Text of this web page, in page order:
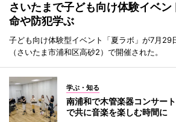
さいたまで子ども向け体験イベ
命や防犯学ぶ
子ども向け体験型イベント「夏ラボ」が7月29
（さいたま市浦和区高砂2）で開催された。
学ぶ・知る
南浦和で木管楽器コンサー
で共に音楽を楽しむ時間に